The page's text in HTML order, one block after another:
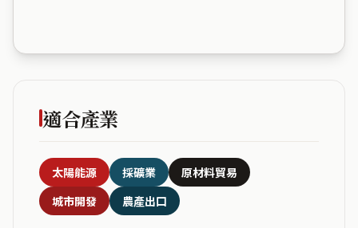
適合產業
太陽能源 採礦業
原材料貿易
城市開發
農產出口